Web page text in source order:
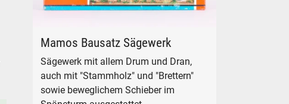
Mamos Bausatz Sägewerk
Sägewerk mit allem Drum und Dran,
auch mit "Stammholz" und "Brettern"
sowie beweglichem Schieber im